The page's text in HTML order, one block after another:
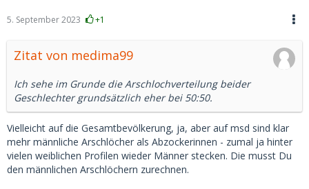
5. September 2023 +1
Zitat von medima99
Ich sehe im Grunde die Arschlochverteilung beider
Geschlechter grundsätzlich eher bei 50:50.
Vielleicht auf die Gesamtbevölkerung, ja, aber auf msd sind klar
mehr männliche Arschlöcher als Abzockerinnen - zumal ja hinter
vielen weiblichen Profilen wieder Männer stecken. Die musst Du
den männlichen Arschlöchern zurechnen.